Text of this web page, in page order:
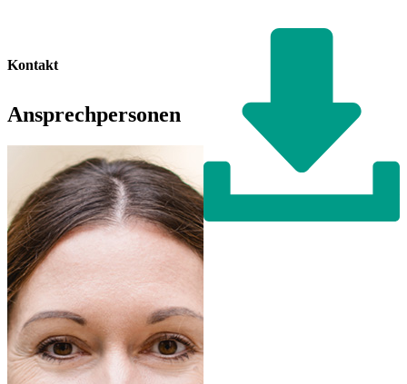
Kontakt
Ansprechpersonen